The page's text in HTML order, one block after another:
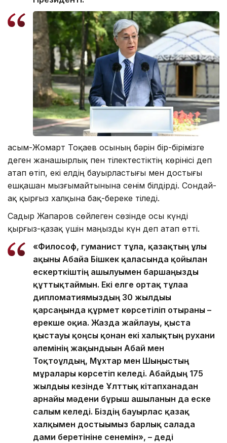
Қасым-Жомарт Тоқаев осының бәрін бір-бірімізге
деген жанашырлық пен тілектестіктің көрінісі деп
атап өтіп, екі елдің бауырластығы мен достығы
ешқашан мызғымайтынына сенім білдірді. Сондай-
ақ қырғыз халқына бақ-береке тіледі.
Садыр Жапаров сөйлеген сөзінде осы күнді
қырғыз-қазақ үшін маңызды күн деп атап өтті.
«Философ, гуманист тұлға, қазақтың ұлы
ақыны Абайға Бішкек қаласында қойылған
ескерткіштің ашылуымен баршаңызды
құттықтаймын. Екі елге ортақ тұлғаға
дипломатиямыздың 30 жылдығы
қарсаңында құрмет көрсетіліп отырғаны –
ерекше оқиға. Жазда жайлауы, қыста
қыстауы қоңсы қонған екі халықтың рухани
әлемінің жақындығын Абай мен
Тоқтоғұлдың, Мұхтар мен Шыңғыстың
мұралары көрсетіп келеді. Абайдың 175
жылдығы кезінде Ұлттық кітапханадан
арнайы мәдени бұрыш ашылғанын да еске
салғым келеді. Біздің бауырлас қазақ
халқымен достығымыз барлық салада
дами беретініне сенемін», – деді